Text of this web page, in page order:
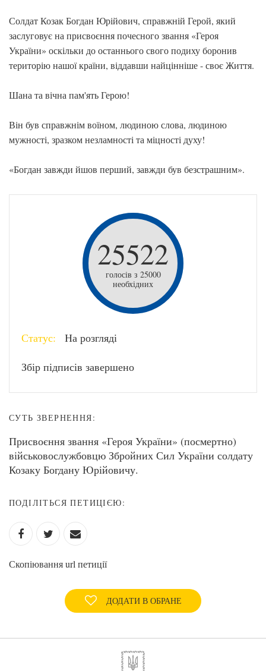
Солдат Козак Богдан Юрійович, справжній Герой, який
заслуговує на присвоєння почесного звання «Героя
України» оскільки до останнього свого подиху боронив
територію нашої країни, віддавши найцінніше - своє Життя.
Шана та вічна пам'ять Герою!
Він був справжнім воїном, людиною слова, людиною
мужності, зразком незламності та міцності духу!
«Богдан завжди йшов перший, завжди був безстрашним».
25522
голосів з 25000
необхідних
Статус: На розгляді
Збір підписів завершено
СУТЬ ЗВЕРНЕННЯ:
Присвоєння звання «Героя України» (посмертно)
військовослужбовцю Збройних Сил України солдату
Козаку Богдану Юрійовичу.
ПОДІЛІТЬСЯ ПЕТИЦІЄЮ:
Скопіювання url петиції
ДОДАТИ В ОБРАНЕ